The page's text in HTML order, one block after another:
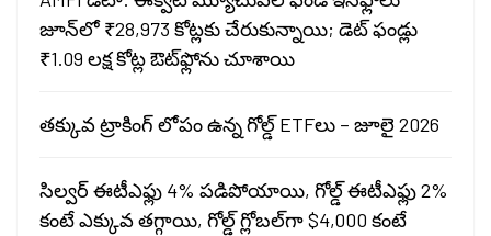
జూన్‌లో ₹28,973 కోట్లకు చేరుకున్నాయి; డెట్ ఫండ్లు
₹1.09 లక్ష కోట్ల ఔట్‌ఫ్లోను చూశాయి
తక్కువ ట్రాకింగ్ లోపం ఉన్న గోల్డ్ ETFలు – జూలై 2026
సిల్వర్ ఈటీఎఫ్లు 4% పడిపోయాయి, గోల్డ్ ఈటీఎఫ్లు 2%
కంటే ఎక్కువ తగ్గాయి, గోల్డ్ గ్లోబల్‌గా $4,000 కంటే